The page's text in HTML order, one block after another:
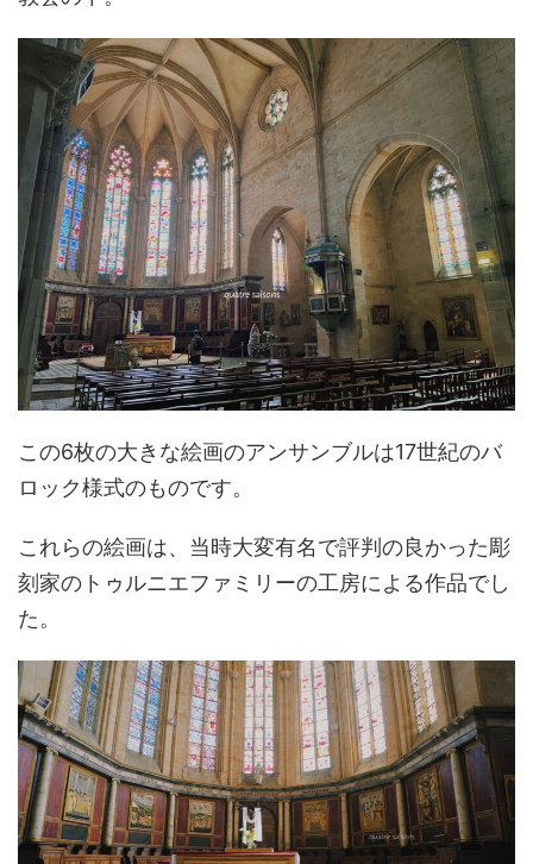
この6枚の大きな絵画のアンサンブルは17世紀のバ
ロック様式のものです。
これらの絵画は、当時大変有名で評判の良かった彫
刻家のトゥルニエファミリーの工房による作品でし
た。